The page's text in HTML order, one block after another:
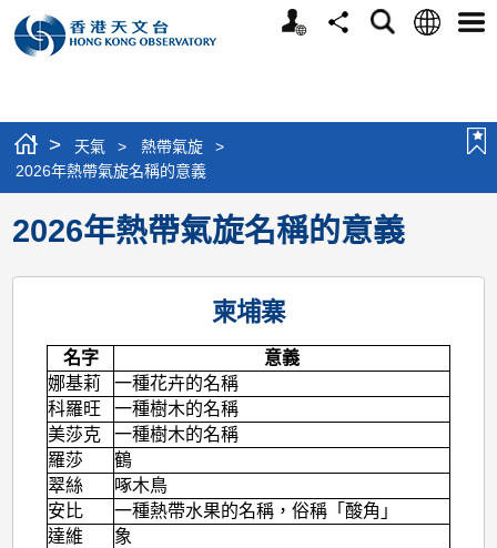
個
分
搜
語
選
> 天氣 > 熱帶氣旋
>
2026年熱帶氣旋名稱的意義
2026年熱帶氣旋名稱的意義
柬埔寨
名字
意義
娜基莉
一種花卉的名稱
科羅旺
一種樹木的名稱
美莎克
一種樹木的名稱
羅莎
鶴
翠絲
啄木鳥
安比
一種熱帶水果的名稱，俗稱「酸角」
達維
象